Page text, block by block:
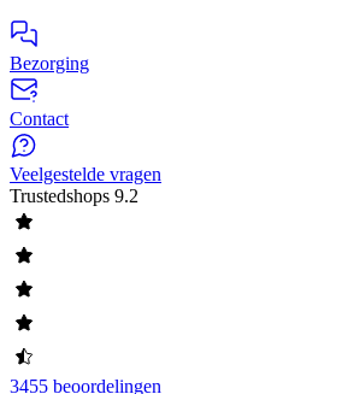
Bezorging
Contact
Veelgestelde vragen
Trustedshops 9.2
3455 beoordelingen